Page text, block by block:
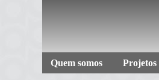
Quem somos Projetos